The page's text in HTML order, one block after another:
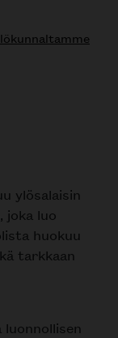
ylösalaisin
joka luo
huokuu
tarkkaan